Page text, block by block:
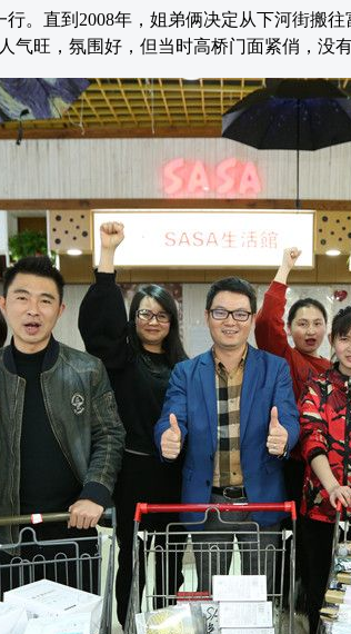
。直到2008年，姐弟俩决定从下河街搬
气旺，氛围好，但当时高桥门面紧俏，没